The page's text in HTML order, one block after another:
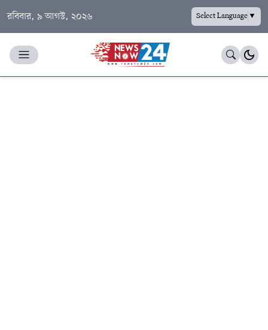
রবিবার, ৯ আগস্ট, ২০২৬ Select Language▼